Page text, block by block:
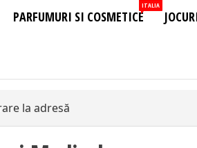
PARFUMURI SI COSMETICE
ITALIA
la adresă